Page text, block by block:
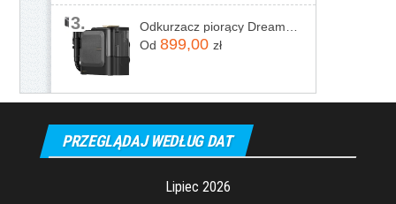
3.
Od 899,00 zł
PRZEGLĄDAJ WEDŁUG DAT
Lipiec 2026